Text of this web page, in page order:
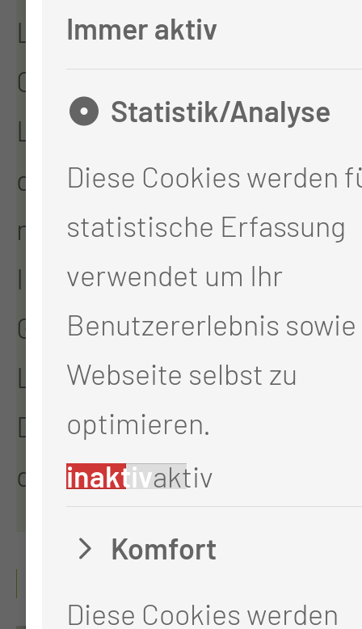
Lungenheilkunde.
Chronisch obstruktive
Lungenkrankheiten und
das Lungenkarzinom
nahmen an Bedeutung zu.
Im Jahre 2007 endet die
Geschichte der
Lungenheilstätte Cottbus.
Die Lungenklinik zog an
den Hauptstandort.
Immer aktiv
Statistik/Analyse
Diese Cookies werden
statistische Erfassung
verwendet um Ihr
Benutzererlebnis
Webseite selbst zu
optimieren.
inaktivaktiv
Komfort
Diese Cookies werden